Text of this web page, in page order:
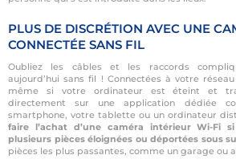
PLUS DE DISCRÉTION AVEC UNE
CONNECTÉE SANS FIL
Oubliez les câbles et les raccords
aujourd’hui sans fil ! Connectées à votre
même si votre ordinateur est éteint et
directement sur une application dédiée
smartphone, votre tablette ou un ordinateur
faire l’achat d’une caméra intérieur Wi-Fi
plusieurs pièces éloignées ou déportées sous
pièces les plus passantes, comme un garage ou